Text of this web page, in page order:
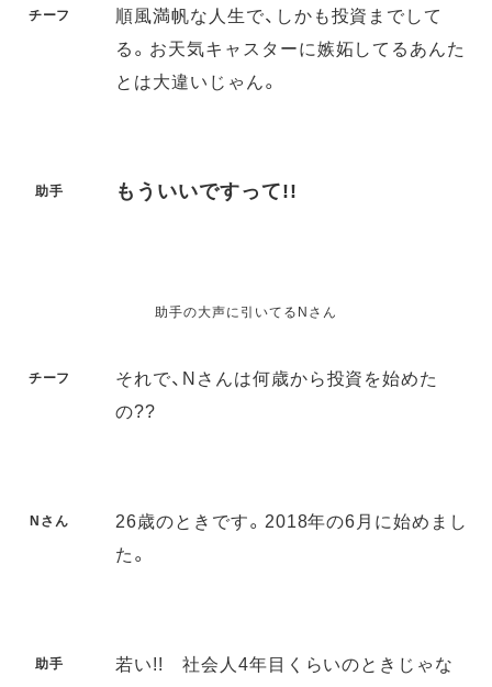
チーフ
順風満帆な人生で、しかも投資までして
る。お天気キャスターに嫉妬してるあんた
とは大違いじゃん。
助手 もういいですって!!
助手の大声に引いてるNさん
チーフ
それで、Nさんは何歳から投資を始めた
の??
Nさん
26歳のときです。2018年の6月に始めまし
た。
助手
若い!! 社会人4年目くらいのときじゃな